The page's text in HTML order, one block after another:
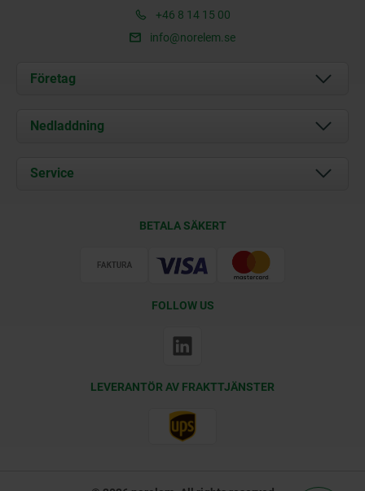
+46 8 14 15 00
info@norelem.se
Företag
Om oss
Kontakt
Nedladdning
Documents
Service
BETALA SÄKERT
FOLLOW US
LEVERANTÖR AV FRAKTTJÄNSTER